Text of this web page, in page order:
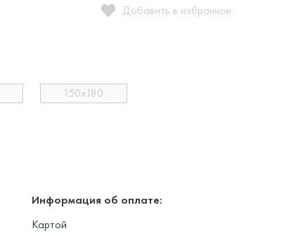
Добавить в избранное
150х180
Информация об оплате:
Картой